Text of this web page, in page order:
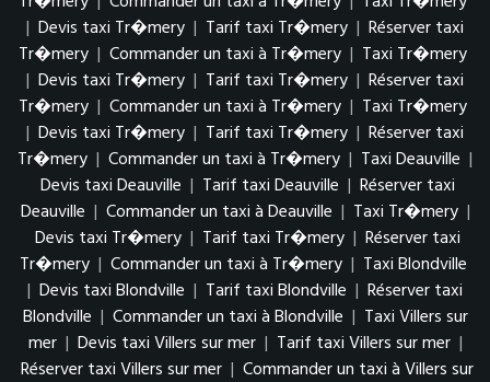
| Devis taxi Tr�mery | Tarif taxi Tr�mery | Réserver taxi
Tr�mery | Commander un taxi à Tr�mery | Taxi Tr�mery
| Devis taxi Tr�mery | Tarif taxi Tr�mery | Réserver taxi
Tr�mery | Commander un taxi à Tr�mery | Taxi Tr�mery
| Devis taxi Tr�mery | Tarif taxi Tr�mery | Réserver taxi
Tr�mery | Commander un taxi à Tr�mery | Taxi Deauville |
Devis taxi Deauville | Tarif taxi Deauville | Réserver taxi
Deauville | Commander un taxi à Deauville | Taxi Tr�mery |
Devis taxi Tr�mery | Tarif taxi Tr�mery | Réserver taxi
Tr�mery | Commander un taxi à Tr�mery | Taxi Blondville
| Devis taxi Blondville | Tarif taxi Blondville | Réserver taxi
Blondville | Commander un taxi à Blondville | Taxi Villers sur
mer | Devis taxi Villers sur mer | Tarif taxi Villers sur mer |
Réserver taxi Villers sur mer | Commander un taxi à Villers sur